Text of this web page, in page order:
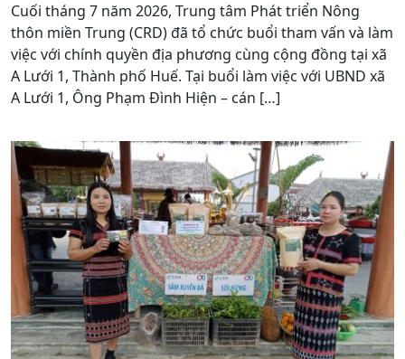
Cuối tháng 7 năm 2026, Trung tâm Phát triển Nông
thôn miền Trung (CRD) đã tổ chức buổi tham vấn và làm
việc với chính quyền địa phương cùng cộng đồng tại xã
A Lưới 1, Thành phố Huế. Tại buổi làm việc với UBND xã
A Lưới 1, Ông Phạm Đình Hiện – cán […]